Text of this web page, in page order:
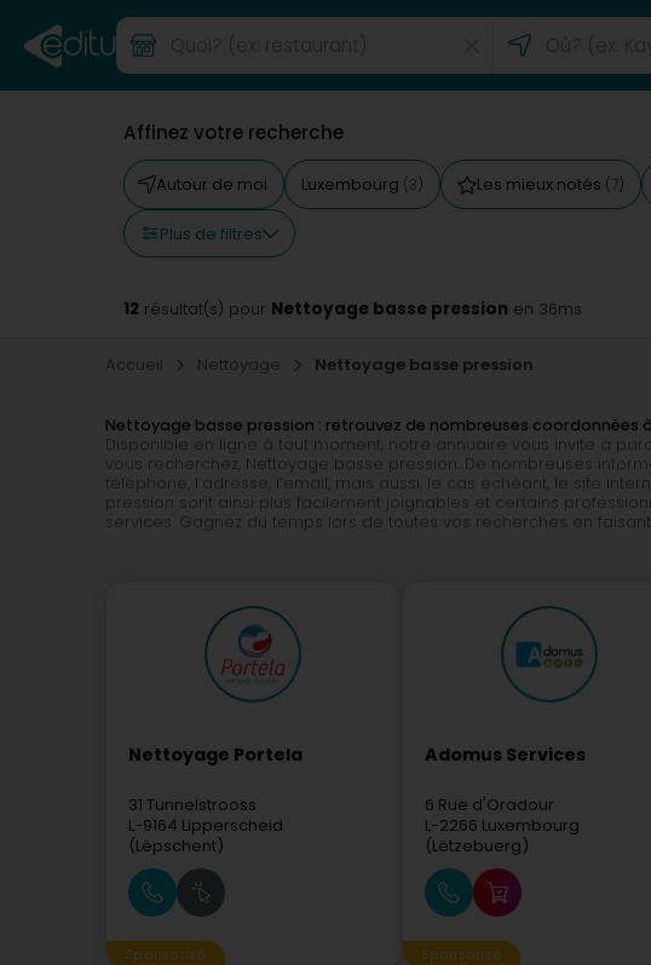
Affinez votre recherche
Autour de moi Luxembourg (3) Les mieux notés (7)
Plus de filtres
12 résultat(s) pour Nettoyage basse pression en 36ms
Accueil Nettoyage Nettoyage basse pression
Nettoyage basse pression : retrouvez de nombreuses coordonnées
Disponible en ligne à tout moment, notre annuaire vous invite à
vous recherchez, Nettoyage basse pression. De nombreuses
téléphone, l’adresse, l’email, mais aussi, le cas échéant, le site
pression sont ainsi plus facilement joignables et certains
services. Gagnez du temps lors de toutes vos recherches en faisant
Nettoyage Portela
31 Tunnelstrooss
L-9164 Lipperscheid
(Lëpschent)
Sponsorisé
Adomus Services
6 Rue d'Oradour
L-2266 Luxembourg
(Lëtzebuerg)
Sponsorisé